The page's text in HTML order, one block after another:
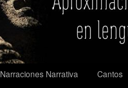
Narraciones Narrativa
Cantos